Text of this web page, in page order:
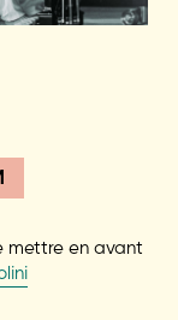
mettre en avant